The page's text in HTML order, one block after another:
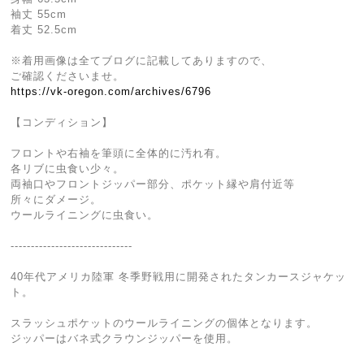
袖丈 55cm
着丈 52.5cm
※着用画像は全てブログに記載してありますので、
ご確認くださいませ。
https://vk-oregon.com/archives/6796
【コンディション】
フロントや右袖を筆頭に全体的に汚れ有。
各リブに虫食い少々。
両袖口やフロントジッパー部分、ポケット縁や肩付近等
所々にダメージ。
ウールライニングに虫食い。
------------------------------
40年代アメリカ陸軍 冬季野戦用に開発されたタンカースジャケッ
ト。
スラッシュポケットのウールライニングの個体となります。
ジッパーはバネ式クラウンジッパーを使用。